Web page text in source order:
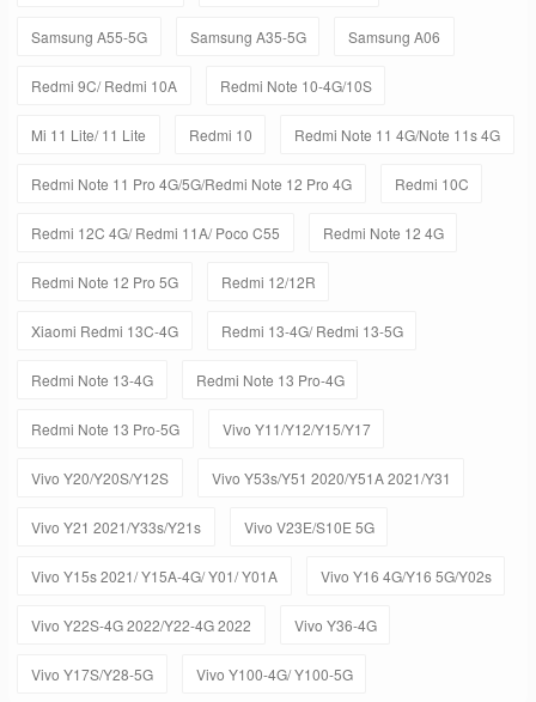
Samsung A55-5G Samsung A35-5G Samsung A06
Redmi 9C/ Redmi 10A Redmi Note 10-4G/10S
Mi 11 Lite/ 11 Lite Redmi 10 Redmi Note 11 4G/Note 11s 4G
Redmi Note 11 Pro 4G/5G/Redmi Note 12 Pro 4G Redmi 10C
Redmi 12C 4G/ Redmi 11A/ Poco C55 Redmi Note 12 4G
Redmi Note 12 Pro 5G Redmi 12/12R
Xiaomi Redmi 13C-4G Redmi 13-4G/ Redmi 13-5G
Redmi Note 13-4G Redmi Note 13 Pro-4G
Redmi Note 13 Pro-5G Vivo Y11/Y12/Y15/Y17
Vivo Y20/Y20S/Y12S Vivo Y53s/Y51 2020/Y51A 2021/Y31
Vivo Y21 2021/Y33s/Y21s Vivo V23E/S10E 5G
Vivo Y15s 2021/ Y15A-4G/ Y01/ Y01A Vivo Y16 4G/Y16 5G/Y02s
Vivo Y22S-4G 2022/Y22-4G 2022 Vivo Y36-4G
Vivo Y17S/Y28-5G Vivo Y100-4G/ Y100-5G